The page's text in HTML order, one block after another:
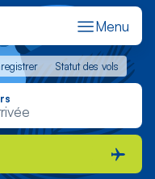
Menu
Statut des vols
Statut des vols